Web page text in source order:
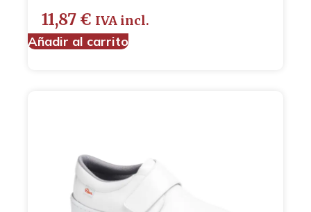
11,87 € IVA incl.
Añadir al carrito